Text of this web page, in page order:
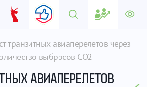
транзитных авиаперелетов через
выбросов СО2
АВИАПЕРЕЛЕТОВ